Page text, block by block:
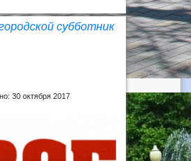
субботник
30 октября 2017